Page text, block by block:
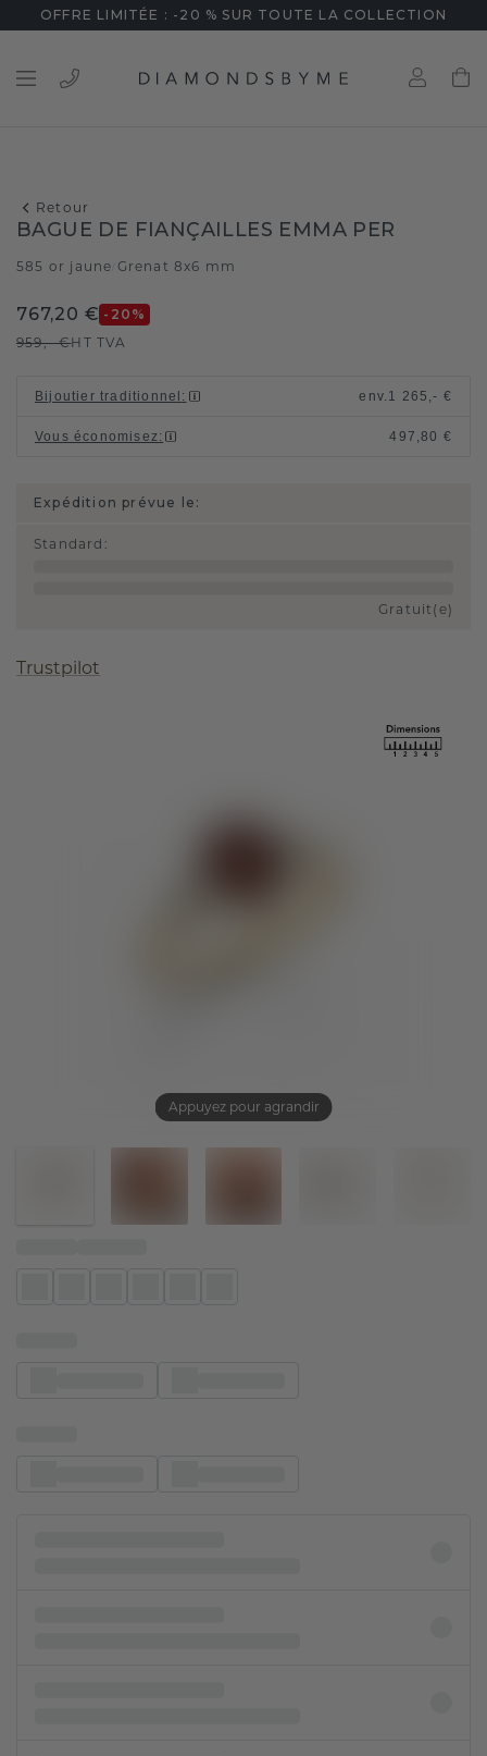
OFFRE LIMITÉE : -20 % SUR TOUTE LA COLLECTION
Retour
Appuyez pour agrandir
BAGUE DE FIANÇAILLES EMMA PER
585 or jaune Grenat 8x6 mm
767,20 € -20 %
959,- €HT TVA
Bijoutier traditionnel : env. 1 265,- €
Vous économisez: 497,80 €
Expédition prévue le:
Standard :
Gratuit(e)
Trustpilot